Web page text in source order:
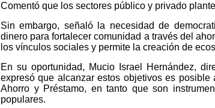
Comentó que los sectores público y privado
Sin embargo, señaló la necesidad de
dinero para fortalecer comunidad a través del
los vínculos sociales y permite la creación de
En su oportunidad, Mucio Israel Hernández,
expresó que alcanzar estos objetivos es
Ahorro y Préstamo, en tanto que son
populares.